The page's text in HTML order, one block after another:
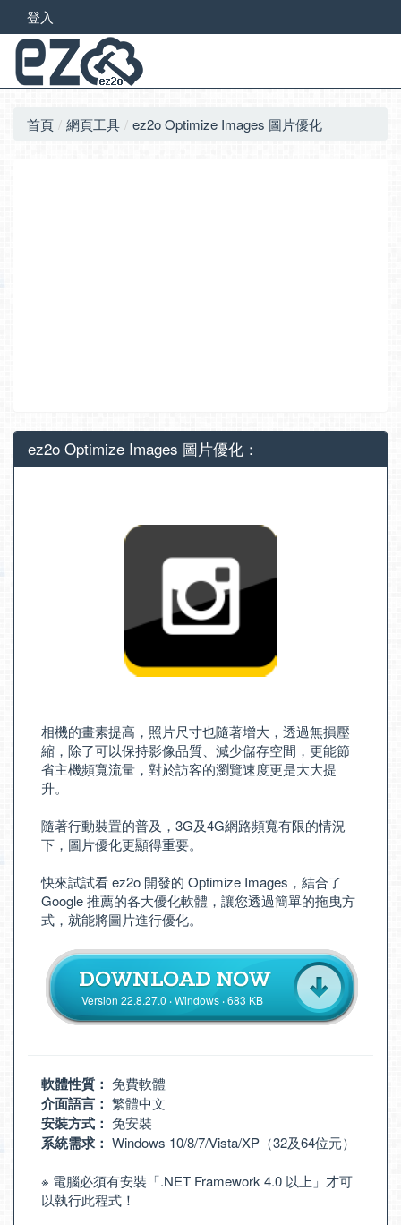
登入
首頁 網頁工具 ez2o Optimize Images 圖片優化
ez2o Optimize Images 圖片優化：
相機的畫素提高，照片尺寸也隨著增大，透過無損壓
縮，除了可以保持影像品質、減少儲存空間，更能節
省主機頻寬流量，對於訪客的瀏覽速度更是大大提
升。
隨著行動裝置的普及，3G及4G網路頻寬有限的情況
下，圖片優化更顯得重要。
快來試試看 ez2o 開發的 Optimize Images，結合了
Google 推薦的各大優化軟體，讓您透過簡單的拖曳方
式，就能將圖片進行優化。
Version 22.8.27.0 ‧ Windows ‧ 683 KB
軟體性質： 免費軟體
介面語言： 繁體中文
安裝方式： 免安裝
系統需求： Windows 10/8/7/Vista/XP（32及64位元）
※ 電腦必須有安裝「.NET Framework 4.0 以上 」才可
以執行此程式！